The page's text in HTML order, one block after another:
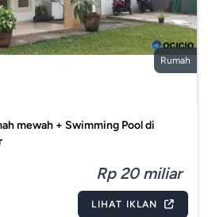
Rumah
mewah + Swimming Pool di
Rp 20 miliar
LIHAT IKLAN